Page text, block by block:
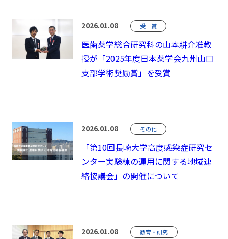
2026.01.08 受 賞
医歯薬学総合研究科の山本耕介准教
授が「2025年度日本薬学会九州山口
支部学術奨励賞」を受賞
2026.01.08 その他
「第10回長崎大学高度感染症研究セ
ンター実験棟の運用に関する地域連
絡協議会」の開催について
2026.01.08 教育・研究